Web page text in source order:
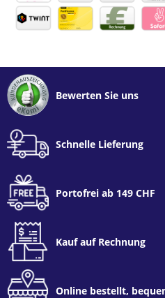
Bewerten Sie uns
Schnelle Lieferung
Portofrei ab 149 CHF
Kauf auf Rechnung
Online bestellt,